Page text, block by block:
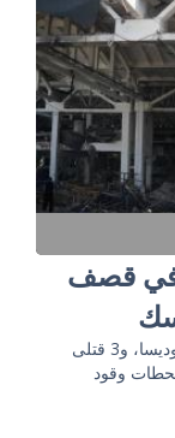
في قصف
10 جرحى في هجوم على بنية تحتية للنقل في أوديسا، و3 قتلى
وقود